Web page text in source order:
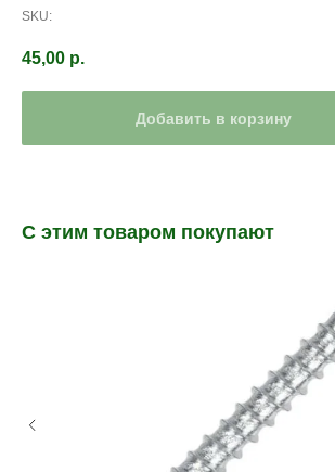
SKU:
45,00 р.
Добавить в корзину
С этим товаром покупают